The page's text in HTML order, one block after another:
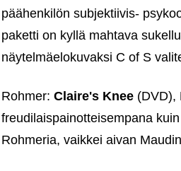
päähenkilön subjektiivis-
paketti on kyllä mahtava
näytelmäelokuvaksi C of S
Rohmer: Claire's Knee (DVD),
freudilaispainotteisempana
Rohmeria, vaikkei aivan